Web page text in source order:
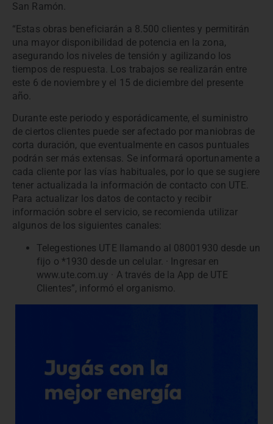
San Ramón.
“Estas obras beneficiarán a 8.500 clientes y permitirán
una mayor disponibilidad de potencia en la zona,
asegurando los niveles de tensión y agilizando los
tiempos de respuesta. Los trabajos se realizarán entre
este 6 de noviembre y el 15 de diciembre del presente
año.
Durante este periodo y esporádicamente, el suministro
de ciertos clientes puede ser afectado por maniobras de
corta duración, que eventualmente en casos puntuales
podrán ser más extensas. Se informará oportunamente a
cada cliente por las vías habituales, por lo que se sugiere
tener actualizada la información de contacto con UTE.
Para actualizar los datos de contacto y recibir
información sobre el servicio, se recomienda utilizar
algunos de los siguientes canales:
Telegestiones UTE llamando al 08001930 desde un
fijo o *1930 desde un celular. · Ingresar en
www.ute.com.uy · A través de la App de UTE
Clientes”, informó el organismo.